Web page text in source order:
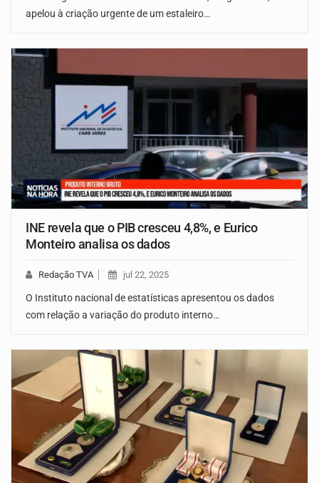
apelou à criação urgente de um estaleiro…
INE revela que o PIB cresceu 4,8%, e Eurico
Monteiro analisa os dados
Redação TVA jul 22, 2025
O Instituto nacional de estatísticas apresentou os dados
com relação a variação do produto interno…